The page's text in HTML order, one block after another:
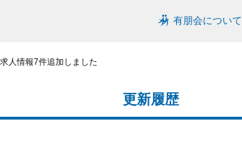
有朋会について
求人情報7件追加しました
更新履歴